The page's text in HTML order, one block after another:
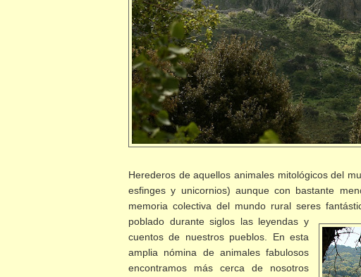
Herederos de aquellos animales mitológicos del
esfinges y unicornios) aunque con bastante
memoria colectiva del mundo rural seres
poblado durante siglos las leyendas y
cuentos de nuestros pueblos. En esta
amplia nómina de animales fabulosos
encontramos más cerca de nosotros